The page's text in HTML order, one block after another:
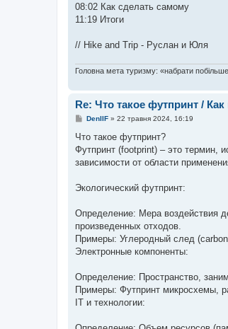
08:02 Как сделать самому
11:19 Итоги
// Hike and Trip - Руслан и Юля
Головна мета туризму: «набрати
Re: Что такое футпринт /
П
в
д
о
е
я
DenIIF» 22 травня 2024, 16:19
Что такое футпринт?
Футпринт (footprint) – это термин,
зависимости от области
Экологический футпринт:
Определение: Мера воздействия
произведенных отходов.
Примеры: Углеродный след
Электронные компоненты:
Определение: Пространство,
Примеры: Футпринт микросхемы,
IT и технологии: